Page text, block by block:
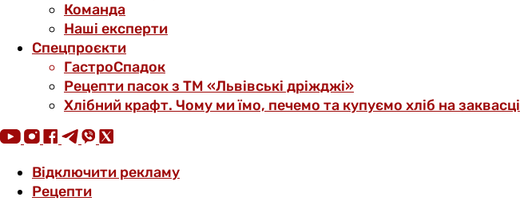
Команда
Наші експерти
Спецпроєкти
ГастроСпадок
Рецепти пасок з ТМ «Львівські дріжджі»
Хлібний крафт. Чому ми їмо, печемо та купуємо хліб на заквасці
Відключити рекламу
Рецепти